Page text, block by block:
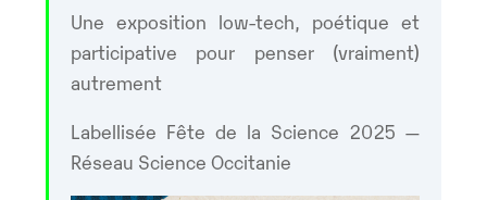
Une exposition low-tech, poétique et
participative pour penser (vraiment)
autrement
Labellisée Fête de la Science 2025 —
Réseau Science Occitanie